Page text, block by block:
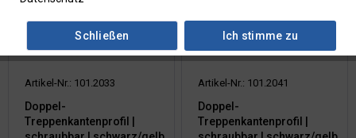
Artikel-Nr.: 101.2033
Doppel-
Treppenkantenprofil |
Artikel-Nr.: 101.2041
Doppel-
Treppenkantenprofil |
Ich stimme zu
Schließen